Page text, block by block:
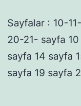
Sayfalar : 10-
20-21- sayfa 10
sayfa 14 sayfa
sayfa 19 sayfa